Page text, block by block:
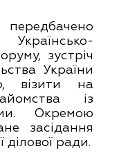
передбачено
зустріч
України
візити на
із
Окремою
засідання
ділової ради.